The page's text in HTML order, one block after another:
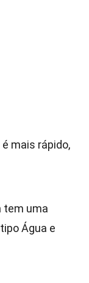
mais rápido,
tem uma
Água e